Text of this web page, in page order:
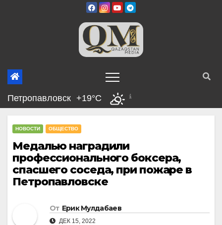
Петропавловск +19°C
НОВОСТИ ОБЩЕСТВО
Медалью наградили
профессионального боксера,
спасшего соседа, при пожаре в
Петропавловске
От Ерик Мулдабаев
ДЕК 15, 2022